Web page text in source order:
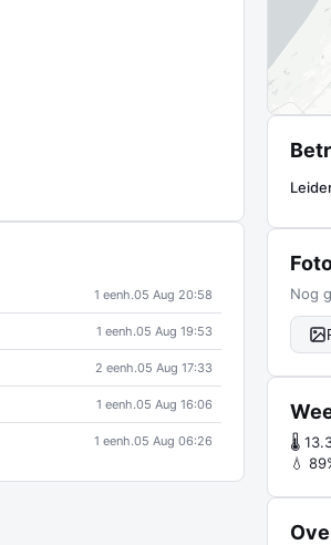
1 eenh.05 Aug 20:58
1 eenh.05 Aug 19:53
2 eenh.05 Aug 17:33
1 eenh.05 Aug 16:06
1 eenh.05 Aug 06:26
Nog
🌡
💧